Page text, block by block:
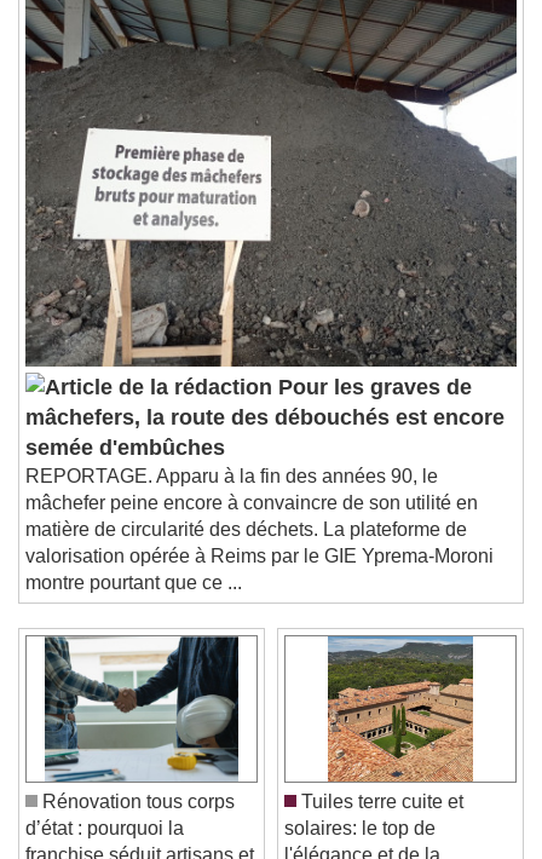
Pour les graves de
mâchefers, la route des débouchés est encore
semée d'embûches
REPORTAGE. Apparu à la fin des années 90, le
mâchefer peine encore à convaincre de son utilité en
matière de circularité des déchets. La plateforme de
valorisation opérée à Reims par le GIE Yprema-Moroni
montre pourtant que ce ...
Rénovation tous corps
d’état : pourquoi la
Tuiles terre cuite et
solaires: le top de